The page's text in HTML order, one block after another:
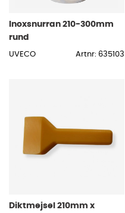
Inoxsnurran 210-300mm
rund
UVECO Artnr: 635103
Diktmejsel 210mm x